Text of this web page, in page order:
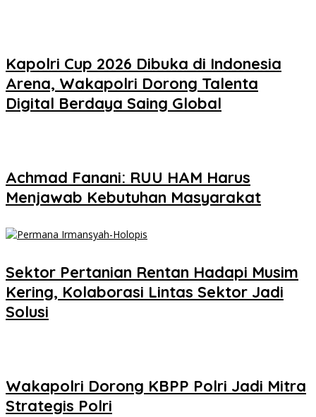
Kapolri Cup 2026 Dibuka di Indonesia
Arena, Wakapolri Dorong Talenta
Digital Berdaya Saing Global
Achmad Fanani: RUU HAM Harus
Menjawab Kebutuhan Masyarakat
Sektor Pertanian Rentan Hadapi Musim
Kering, Kolaborasi Lintas Sektor Jadi
Solusi
Wakapolri Dorong KBPP Polri Jadi Mitra
Strategis Polri